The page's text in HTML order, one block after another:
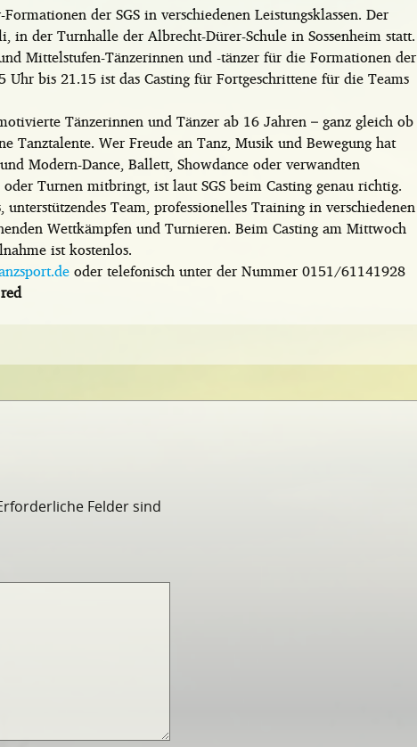
der SGS in verschiedenen Leistungsklassen. Der
der Turnhalle der Albrecht-Dürer-Schule in Sossenheim statt.
Mittelstufen-Tänzerinnen und -tänzer für die Formationen der
bis 21.15 ist das Casting für Fortgeschrittene für die Teams
Tänzerinnen und Tänzer ab 16 Jahren – ganz gleich ob
Tanztalente. Wer Freude an Tanz, Musik und Bewegung hat
Modern-Dance, Ballett, Showdance oder verwandten
Turnen mitbringt, ist laut SGS beim Casting genau richtig.
Team, professionelles Training in verschiedenen
Wettkämpfen und Turnieren. Beim Casting am Mittwoch
ist kostenlos.
oder telefonisch unter der Nummer 0151/61141928
red
Felder sind